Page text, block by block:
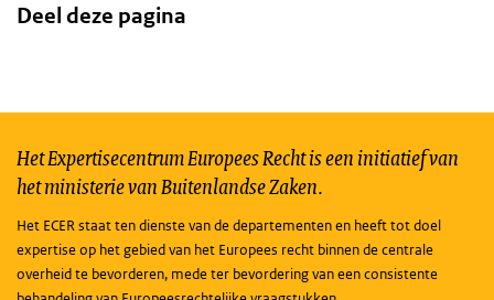
Deel deze pagina
Het Expertisecentrum Europees Recht is een initiatief van
het ministerie van Buitenlandse Zaken.
Het ECER staat ten dienste van de departementen en heeft tot doel
expertise op het gebied van het Europees recht binnen de centrale
overheid te bevorderen, mede ter bevordering van een consistente